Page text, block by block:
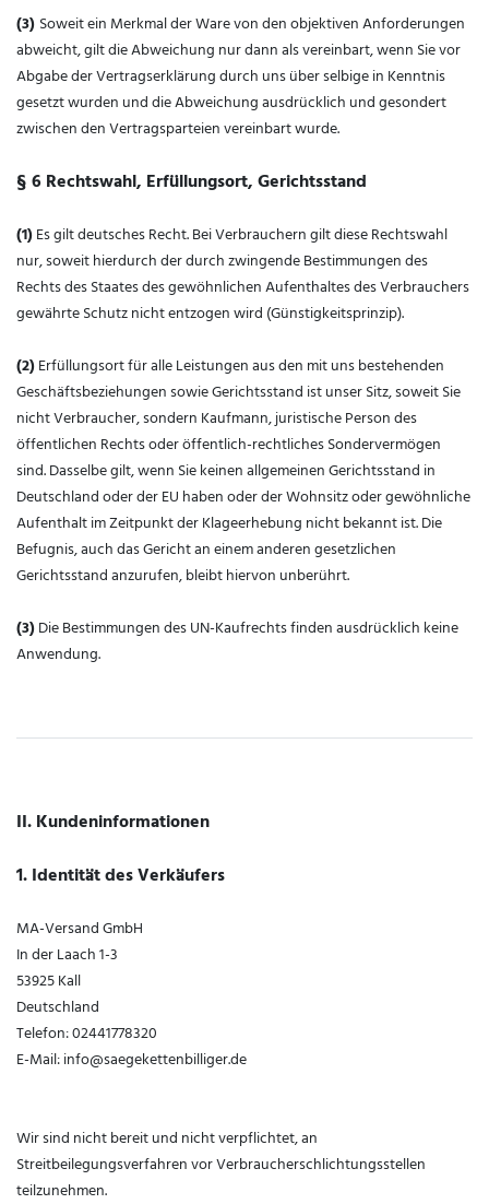
(3) Soweit ein Merkmal der Ware von den objektiven Anforderungen
abweicht, gilt die Abweichung nur dann als vereinbart, wenn Sie vor
Abgabe der Vertragserklärung durch uns über selbige in Kenntnis
gesetzt wurden und die Abweichung ausdrücklich und gesondert
zwischen den Vertragsparteien vereinbart wurde.
§ 6 Rechtswahl, Erfüllungsort, Gerichtsstand
(1)Es gilt deutsches Recht. Bei Verbrauchern gilt diese Rechtswahl
nur, soweit hierdurch der durch zwingende Bestimmungen des
Rechts des Staates des gewöhnlichen Aufenthaltes des Verbrauchers
gewährte Schutz nicht entzogen wird (Günstigkeitsprinzip).
(2)Erfüllungsort für alle Leistungen aus den mit uns bestehenden
Geschäftsbeziehungen sowie Gerichtsstand ist unser Sitz, soweit Sie
nicht Verbraucher, sondern Kaufmann, juristische Person des
öffentlichen Rechts oder öffentlich-rechtliches Sondervermögen
sind. Dasselbe gilt, wenn Sie keinen allgemeinen Gerichtsstand in
Deutschland oder der EU haben oder der Wohnsitz oder gewöhnliche
Aufenthalt im Zeitpunkt der Klageerhebung nicht bekannt ist. Die
Befugnis, auch das Gericht an einem anderen gesetzlichen
Gerichtsstand anzurufen, bleibt hiervon unberührt.
(3)Die Bestimmungen des UN-Kaufrechts finden ausdrücklich keine
Anwendung.
II. Kundeninformationen
1. Identität des Verkäufers
MA-Versand GmbH
In der Laach 1-3
53925 Kall
Deutschland
Telefon: 02441778320
E-Mail: info@saegekettenbilliger.de
Wir sind nicht bereit und nicht verpflichtet, an
Streitbeilegungsverfahren vor Verbraucherschlichtungsstellen
teilzunehmen.